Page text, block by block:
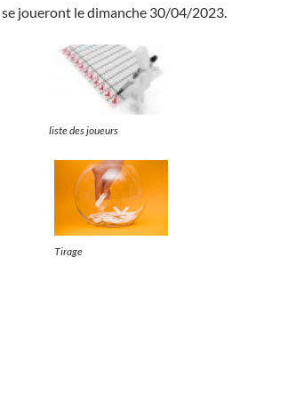
se joueront le dimanche 30/04/2023.
liste des joueurs
Tirage